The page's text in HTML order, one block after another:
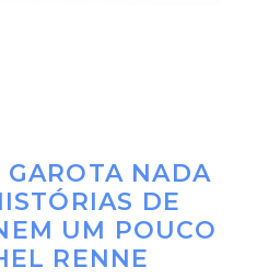
NADA
DE
UM POUCO
RENNE